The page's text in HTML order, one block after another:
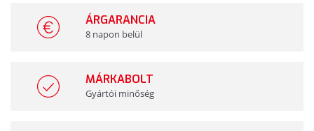
ÁRGARANCIA
8 napon belül
MÁRKABOLT
Gyártói minőség